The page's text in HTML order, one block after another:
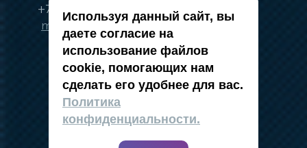
+7 (495) 134-41-83
moskva@vincci.ru
политика в отношении обработки
персональных данных
публичная оферта
карта сайта
Используя данный сайт, вы
даете согласие на
использование файлов
cookie, помогающих нам
сделать его удобнее для вас.
Политика
конфиденциальности.